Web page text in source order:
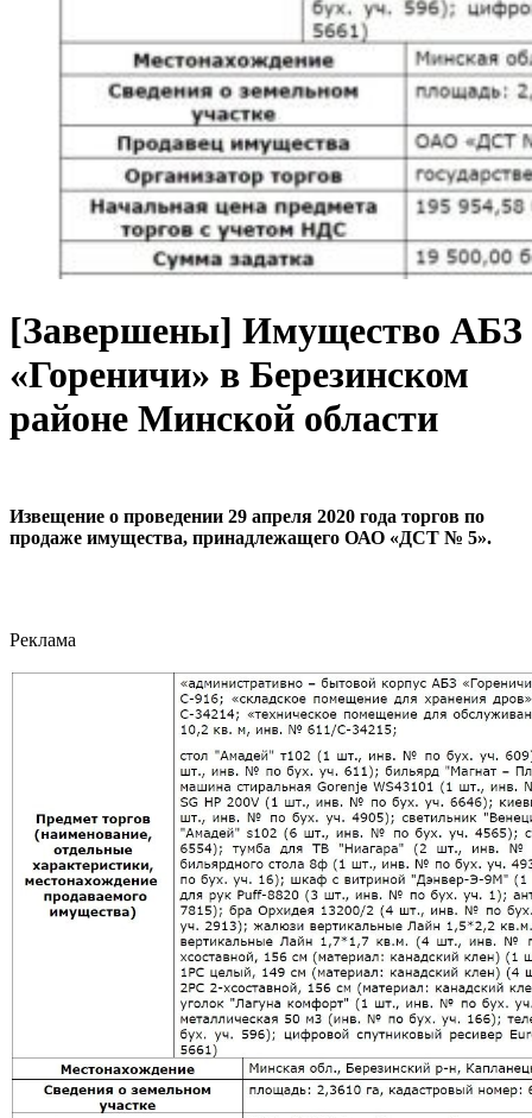
[Завершены] Имущество АБЗ
«Гореничи» в Березинском
районе Минской области
Извещение о проведении 29 апреля 2020 года торгов по
продаже имущества, принадлежащего ОАО «ДСТ № 5».
Реклама